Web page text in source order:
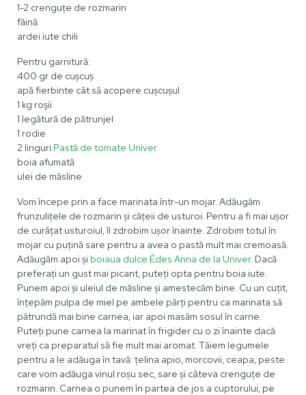
1-2 crenguțe de rozmarin
făină
ardei iute chili
Pentru garnitură:
400 gr de cușcuș
apă fierbinte cât să acopere cușcușul
1 kg roşii
1 legătură de pătrunjel
1 rodie
2 linguri Pastă de tomate Univer
boia afumată
ulei de măsline
Vom începe prin a face marinata într-un mojar. Adăugăm
frunzulițele de rozmarin și cățeii de usturoi. Pentru a fi mai ușor
de curățat usturoiul, îl zdrobim ușor înainte. Zdrobim totul în
mojar cu puțină sare pentru a avea o pastă mult mai cremoasă.
Adăugăm apoi și boiaua dulce Édes Anna de la Univer. Dacă
preferați un gust mai picant, puteți opta pentru boia iute.
Punem apoi și uleiul de măsline și amestecăm bine. Cu un cuțit,
înțepăm pulpa de miel pe ambele părți pentru ca marinata să
pătrundă mai bine carnea, iar apoi masăm sosul în carne.
Puteți pune carnea la marinat în frigider cu o zi înainte dacă
vreți ca preparatul să fie mult mai aromat. Tăiem legumele
pentru a le adăuga în tavă: țelina apio, morcovii, ceapa, peste
care vom adăuga vinul roșu sec, sare și câteva crenguțe de
rozmarin. Carnea o punem în partea de jos a cuptorului, pe